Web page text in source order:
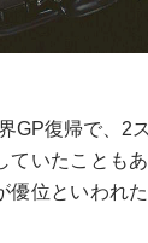
GP復帰で、2
ていたことも
優位といわれ